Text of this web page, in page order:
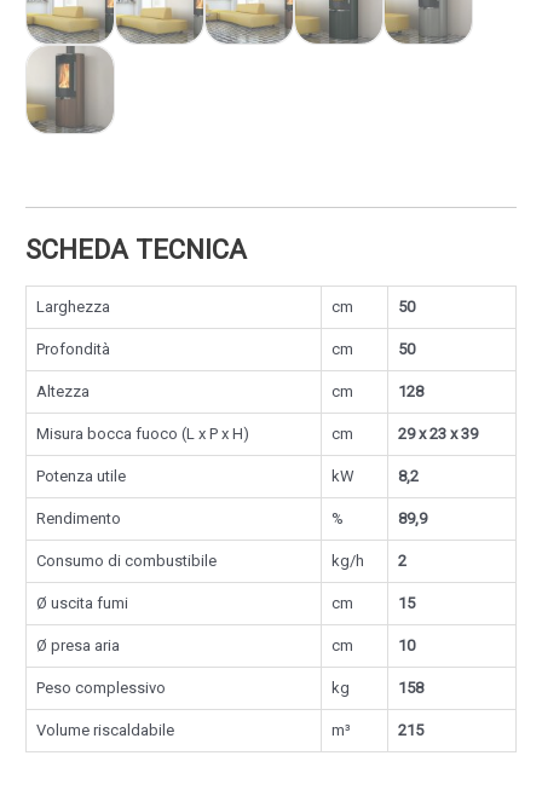
SCHEDA TECNICA
Larghezza cm 50
Profondità cm 50
Altezza cm 128
Misura bocca fuoco (L x P x H) cm 29 x 23 x 39
Potenza utile kW 8,2
Rendimento % 89,9
Consumo di combustibile kg/h 2
Ø uscita fumi cm 15
Ø presa aria cm 10
Peso complessivo kg 158
Volume riscaldabile m³ 215